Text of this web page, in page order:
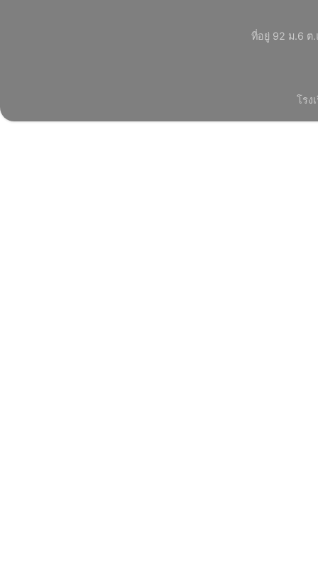
ที่อยู่ 92 ม.6 ต.
โรง